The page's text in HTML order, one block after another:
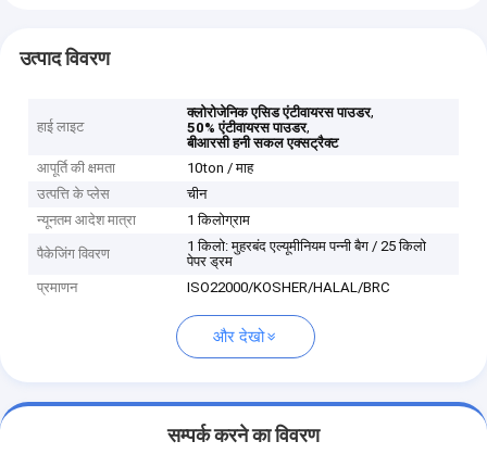
उत्पाद विवरण
हाई लाइट
क्लोरोजेनिक एसिड एंटीवायरस पाउडर,
50% एंटीवायरस पाउडर,
बीआरसी हनी सकल एक्सट्रैक्ट
आपूर्ति की क्षमता
10ton / माह
उत्पत्ति के प्लेस
चीन
न्यूनतम आदेश मात्रा
1 किलोग्राम
पैकेजिंग विवरण
1 किलो: मुहरबंद एल्यूमीनियम पन्नी बैग / 25 किलो
पेपर ड्रम
प्रमाणन
ISO22000/KOSHER/HALAL/BRC
और देखो
सम्पर्क करने का विवरण